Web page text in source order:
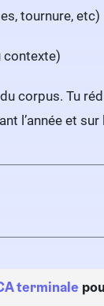
tournure, etc)
contexte)
corpus. Tu
l’année et
terminale